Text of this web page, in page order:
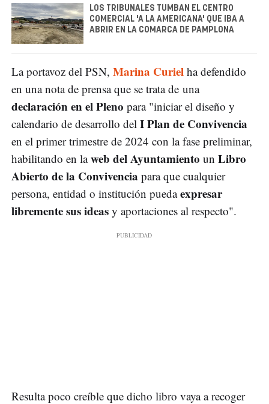
LOS TRIBUNALES TUMBAN EL CENTRO
COMERCIAL 'A LA AMERICANA' QUE IBA A
ABRIR EN LA COMARCA DE PAMPLONA
La portavoz del PSN, Marina Curiel ha defendido
en una nota de prensa que se trata de una
declaración en el Pleno para "iniciar el diseño y
calendario de desarrollo del I Plan de Convivencia
en el primer trimestre de 2024 con la fase preliminar,
habilitando en laweb del Ayuntamiento un Libro
Abierto de la Convivencia para que cualquier
persona, entidad o institución puedaexpresar
libremente sus ideas y aportaciones al respecto".
Resulta poco creíble que dicho libro vaya a recoger